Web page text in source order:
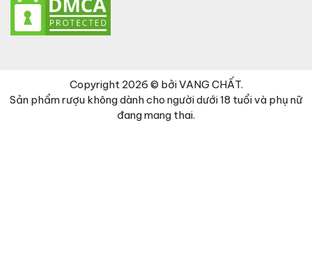
Copyright 2026 © bởi VANG CHẤT.
Sản phẩm rượu không dành cho người dưới 18 tuổi và phụ nữ
đang mang thai.